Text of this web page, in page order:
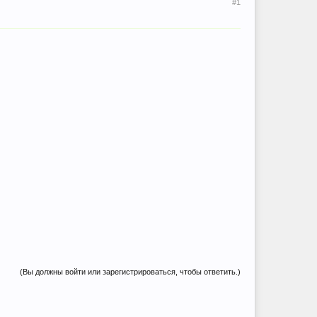
#1
(Вы должны войти или зарегистрироваться, чтобы ответить.)